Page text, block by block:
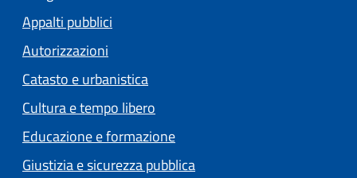
Appalti pubblici
Autorizzazioni
Catasto e urbanistica
Cultura e tempo libero
Educazione e formazione
Giustizia e sicurezza pubblica